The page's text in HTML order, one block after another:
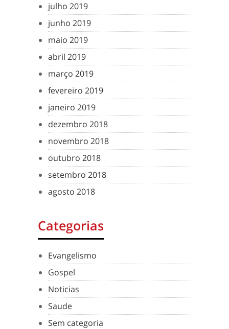
julho 2019
junho 2019
maio 2019
abril 2019
março 2019
fevereiro 2019
janeiro 2019
dezembro 2018
novembro 2018
outubro 2018
setembro 2018
agosto 2018
Categorias
Evangelismo
Gospel
Noticias
Saude
Sem categoria